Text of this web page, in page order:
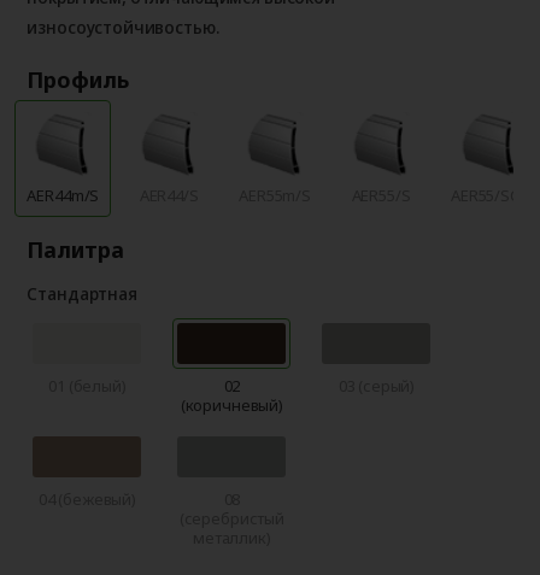
износоустойчивостью.
Профиль
AER44m/S
Палитра
Стандартная
02
(коричневый)